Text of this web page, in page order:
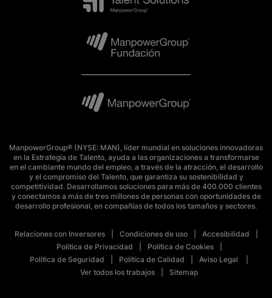
ManpowerGroup® (NYSE: MAN), líder mundial en soluciones innovadoras
en la Estrategia de Talento, ayuda a las organizaciones a transformarse
en el cambiante mundo del empleo, a través de la atracción, el desarrollo
y el compromiso del Talento, que garantiza su sostenibilidad y
competitividad. Desarrollamos soluciones para más de 400.000 clientes
y conectamos a más de tres millones de personas con oportunidades de
desarrollo profesional, en compañías de todos los tamaños y sectores.
Relaciones con Inversores Condiciones de uso
Accesibilidad
Política de Privacidad
Política de Cookies
Política de Seguridad
Política de Calidad
Aviso Legal
Ver todos los trabajos
Sitemap